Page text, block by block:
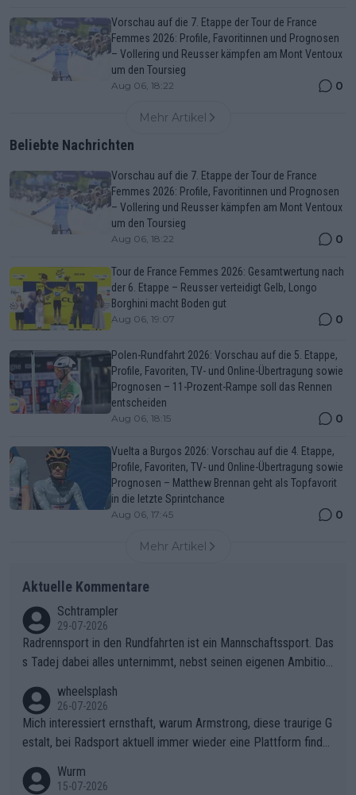
Vorschau auf die 7. Etappe der Tour de France
Femmes 2026: Profile, Favoritinnen und Prognosen
– Vollering und Reusser kämpfen am Mont Ventoux
um den Toursieg
Aug 06, 18:22 0
Mehr Artikel
Beliebte Nachrichten
Vorschau auf die 7. Etappe der Tour de France
Femmes 2026: Profile, Favoritinnen und Prognosen
– Vollering und Reusser kämpfen am Mont Ventoux
um den Toursieg
Aug 06, 18:22 0
Tour de France Femmes 2026: Gesamtwertung nach
der 6. Etappe – Reusser verteidigt Gelb, Longo
Borghini macht Boden gut
Aug 06, 19:07 0
Polen-Rundfahrt 2026: Vorschau auf die 5. Etappe,
Profile, Favoriten, TV- und Online-Übertragung sowie
Prognosen – 11-Prozent-Rampe soll das Rennen
entscheiden
Aug 06, 18:15 0
Vuelta a Burgos 2026: Vorschau auf die 4. Etappe,
Profile, Favoriten, TV- und Online-Übertragung sowie
Prognosen – Matthew Brennan geht als Topfavorit
in die letzte Sprintchance
Aug 06, 17:45 0
Mehr Artikel
Aktuelle Kommentare
Schtrampler
29-07-2026
Radrennsport in den Rundfahrten ist ein Mannschaftssport. Das
s Tadej dabei alles unternimmt, nebst seinen eigenen Ambition
ganze Team auch mental stark zu machen und konkret am Erf
olg teilzuhaben, ist ihm ganz hoch anzurechnen. Das ist ein Zei
chen weit über den Radsport hinaus.
wheelsplash
26-07-2026
Mich interessiert ernsthaft, warum Armstrong, diese traurige G
estalt, bei Radsport aktuell immer wieder eine Plattform finde
Wurm
15-07-2026